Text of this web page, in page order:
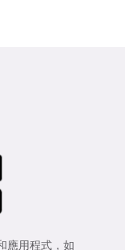
應用程式，如